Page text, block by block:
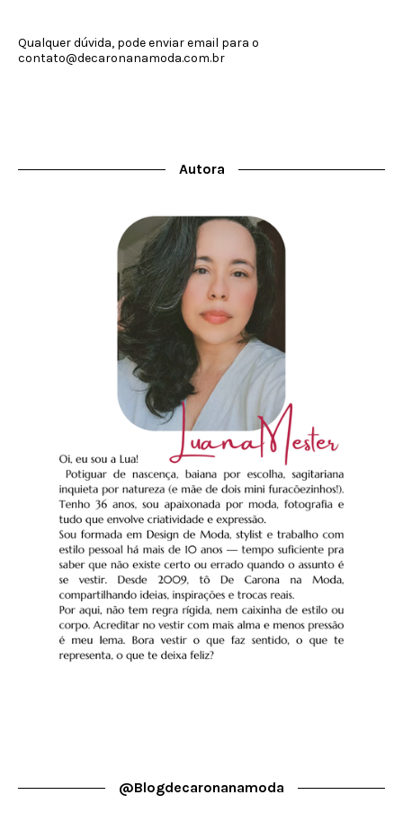
Qualquer dúvida, pode enviar email para o
contato@decaronanamoda.com.br
Autora
@blogdecaronanamoda